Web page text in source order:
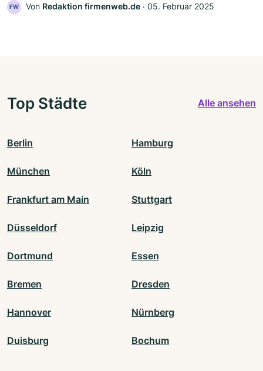
FW Von Redaktion firmenweb.de ‧ 05. Februar 2025
Top Städte Alle ansehen
Berlin Hamburg
München Köln
Frankfurt am Main Stuttgart
Düsseldorf Leipzig
Dortmund Essen
Bremen Dresden
Hannover Nürnberg
Duisburg Bochum